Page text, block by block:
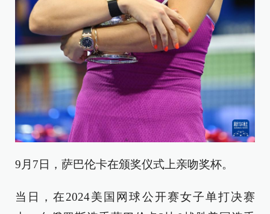
9月7日，萨巴伦卡在颁奖仪式上亲吻奖杯。
当日，在2024美国网球公开赛女子单打决赛